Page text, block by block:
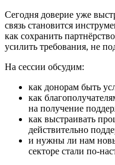
Сегодня доверие уже
связь становится
как сохранить
усилить требования, не
На сессии обсудим:
как донорам быть
как
на получение
как выстраивать
действительно
и нужны ли нам
секторе стали